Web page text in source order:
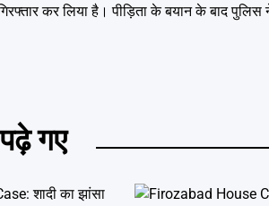
कर लिया है। पीड़िता के बयान के बाद
गए